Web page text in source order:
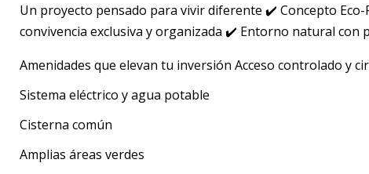
Un proyecto pensado para vivir diferente ✔️ Concepto
convivencia exclusiva y organizada ✔️ Entorno natural con
Amenidades que elevan tu inversión Acceso controlado y
Sistema eléctrico y agua potable
Cisterna común
Amplias áreas verdes